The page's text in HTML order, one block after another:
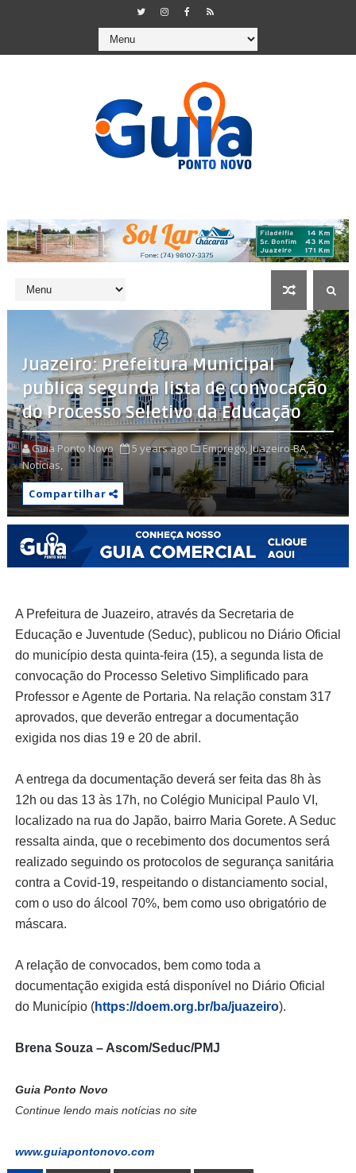
Juazeiro: Prefeitura Municipal
publica segunda lista de convocação
do Processo Seletivo da Educação
Guia Ponto Novo 5 years ago Emprego, Juazeiro-BA,
Notícias,
Compartilhar
A Prefeitura de Juazeiro, através da Secretaria de
Educação e Juventude (Seduc), publicou no Diário Oficial
do município desta quinta-feira (15), a segunda lista de
convocação do Processo Seletivo Simplificado para
Professor e Agente de Portaria. Na relação constam 317
aprovados, que deverão entregar a documentação
exigida nos dias 19 e 20 de abril.
A entrega da documentação deverá ser feita das 8h às
12h ou das 13 às 17h, no Colégio Municipal Paulo VI,
localizado na rua do Japão, bairro Maria Gorete. A Seduc
ressalta ainda, que o recebimento dos documentos será
realizado seguindo os protocolos de segurança sanitária
contra a Covid-19, respeitando o distanciamento social,
com o uso do álcool 70%, bem como uso obrigatório de
máscara.
A relação de convocados, bem como toda a
documentação exigida está disponível no Diário Oficial
do Município (https://doem.org.br/ba/juazeiro).
Brena Souza – Ascom/Seduc/PMJ
Guia Ponto Novo
Continue lendo mais notícias no site
www.guiapontonovo.com